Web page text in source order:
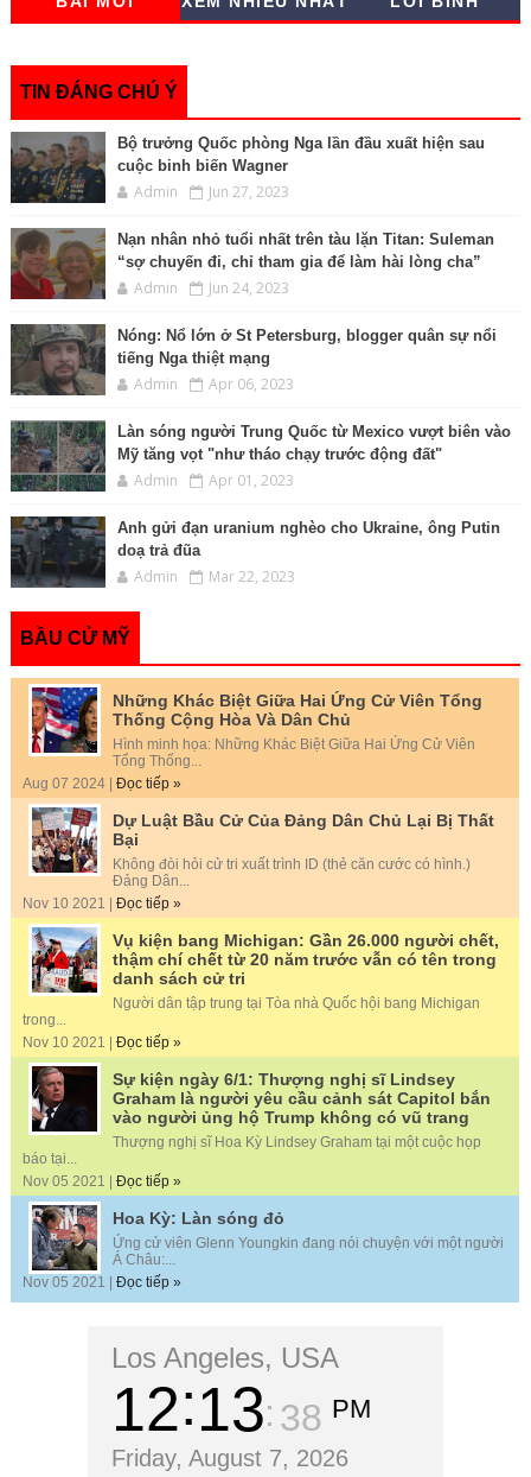
e
b
o
k
e
e
n
e
L
i
l
s
A
d
t
TIN ĐÁNG CHÚ Ý
Bộ trưởng Quốc phòng Nga lần đầu xuất hiện sau
cuộc binh biến Wagner
Admin Jun 27, 2023
Nạn nhân nhỏ tuổi nhất trên tàu lặn Titan: Suleman
“sợ chuyến đi, chỉ tham gia để làm hài lòng cha”
Admin Jun 24, 2023
Nóng: Nổ lớn ở St Petersburg, blogger quân sự nổi
tiếng Nga thiệt mạng
Admin Apr 06, 2023
Làn sóng người Trung Quốc từ Mexico vượt biên vào
Mỹ tăng vọt "như tháo chạy trước động đất"
Admin Apr 01, 2023
Anh gửi đạn uranium nghèo cho Ukraine, ông Putin
doạ trả đũa
Admin Mar 22, 2023
BẦU CỬ MỸ
Những Khác Biệt Giữa Hai Ứng Cử Viên Tổng
Thống Cộng Hòa Và Dân Chủ
Hình minh họa: Những Khác Biệt Giữa Hai Ứng Cử Viên
Tổng Thống...
Aug 07 2024 | Đọc tiếp »
Dự Luật Bầu Cử Của Đảng Dân Chủ Lại Bị Thất
Bại
Không đòi hỏi cử tri xuất trình ID (thẻ căn cước có hình.)
Đảng Dân...
Nov 10 2021 | Đọc tiếp »
Vụ kiện bang Michigan: Gần 26.000 người chết,
thậm chí chết từ 20 năm trước vẫn có tên trong
danh sách cử tri
Người dân tập trung tại Tòa nhà Quốc hội bang Michigan
trong...
Nov 10 2021 | Đọc tiếp »
Sự kiện ngày 6/1: Thượng nghị sĩ Lindsey
Graham là người yêu cầu cảnh sát Capitol bắn
vào người ủng hộ Trump không có vũ trang
Thượng nghị sĩ Hoa Kỳ Lindsey Graham tại một cuộc họp
báo tại...
Nov 05 2021 | Đọc tiếp »
Hoa Kỳ: Làn sóng đỏ
Ứng cử viên Glenn Youngkin đang nói chuyện với một người
Á Châu:...
Nov 05 2021 | Đọc tiếp »
Los Angeles, USA
12 13 39 PM
Friday, August 7, 2026